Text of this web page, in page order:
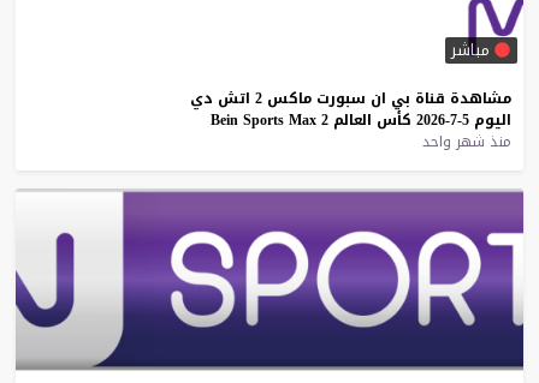
مباشر
مشاهدة قناة بي ان سبورت ماكس 2 اتش دي
اليوم 5-7-2026 كأس العالم Bein Sports Max 2
منذ شهر واحد